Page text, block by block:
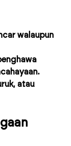
walaupun
atau